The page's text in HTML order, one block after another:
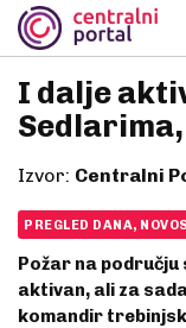
I dalje
Izvor: Centralni
PREGLED DANA,
Požar na području
aktivan, ali za
komandir